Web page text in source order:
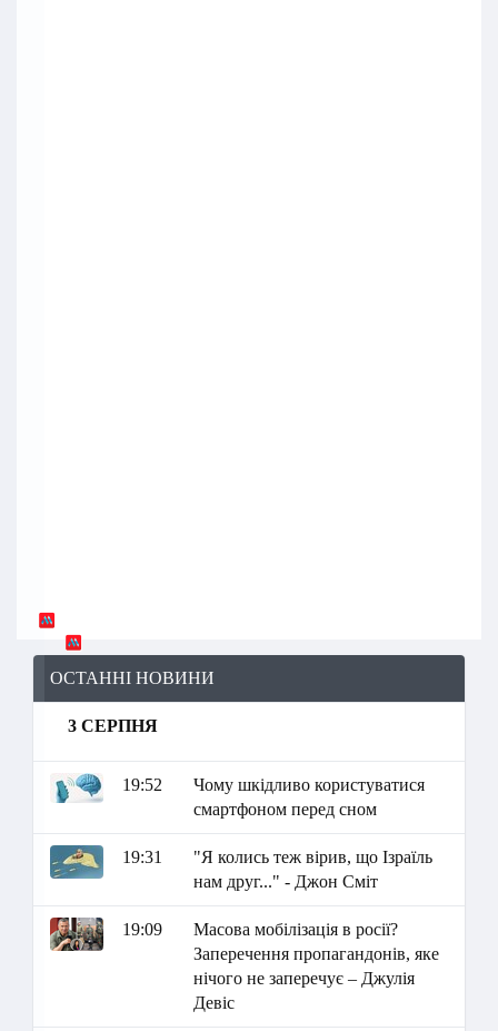
ОСТАННІ НОВИНИ
3 СЕРПНЯ
19:52
Чому шкідливо користуватися
смартфоном перед сном
19:31
"Я колись теж вірив, що Ізраїль
нам друг..." - Джон Сміт
19:09
Масова мобілізація в росії?
Заперечення пропагандонів, яке
нічого не заперечує – Джулія
Девіс